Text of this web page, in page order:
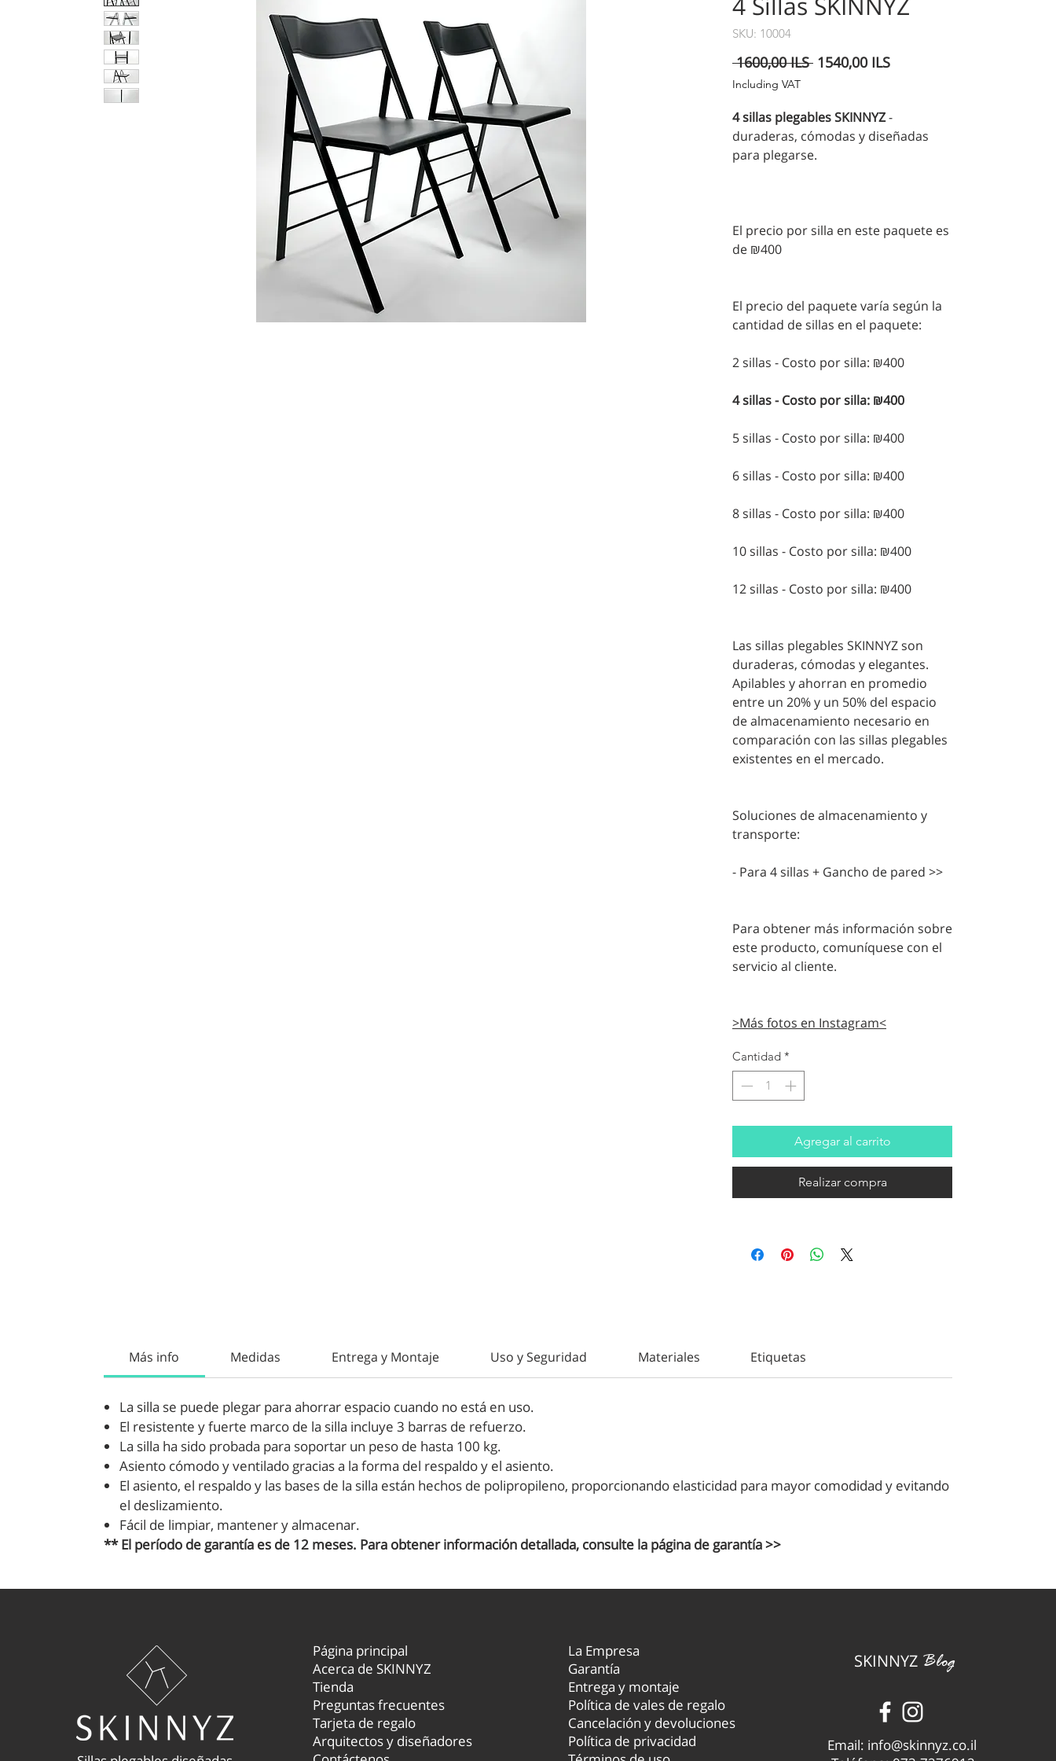
SKU: 10004
1600,00 ILS Precio
1540,00 ILSPrecio
Including VAT
4 sillas plegables SKINNYZ-
duraderas, cómodas y diseñadas
para plegarse.
El precio por silla en este paquete es
de ₪400
El precio del paquete varía según la
cantidad de sillas en el paquete:
2 sillas - Costo por silla: ₪400
4 sillas - Costo por silla: ₪400
5 sillas - Costo por silla: ₪400
6 sillas - Costo por silla: ₪400
8 sillas - Costo por silla: ₪400
10 sillas - Costo por silla: ₪400
12 sillas - Costo por silla: ₪400
Las sillas plegables SKINNYZ son
duraderas, cómodas y elegantes.
Apilables y ahorran en promedio
entre un 20% y un 50% del espacio
de almacenamiento necesario en
comparación con las sillas plegables
existentes en el mercado.
Soluciones de almacenamiento y
transporte:
- Para 4 sillas + Gancho de pared >>
Para obtener más información sobre
este producto, comuníquese con el
servicio al cliente.
>Más fotos en Instagram<
Cantidad *
Agregar al carrito
Realizar compra
Más info Medidas Entrega y Montaje Uso y Seguridad Materiales Etiquetas
La silla se puede plegar para ahorrar espacio cuando no está en uso.
El resistente y fuerte marco de la silla incluye 3 barras de refuerzo.
La silla ha sido probada para soportar un peso de hasta 100 kg.
Asiento cómodo y ventilado gracias a la forma del respaldo y el asiento.
El asiento, el respaldo y las bases de la silla están hechos de polipropileno, proporcionando elasticidad para mayor comodidad y evitando
el deslizamiento.
Fácil de limpiar, mantener y almacenar.
** El período de garantía es de 12 meses. Para obtener información detallada, consulte la página de garantía >>
Página principal
Acerca de SKINNYZ
Tienda
Preguntas frecuentes
Tarjeta de regalo
Arquitectos y diseñadores
La Empresa
Garantía
Entrega y montaje
Política de vales de regalo
Cancelación y devoluciones
Política de privacidad
SKINNYZ Blog
Email: info@skinnyz.co.il